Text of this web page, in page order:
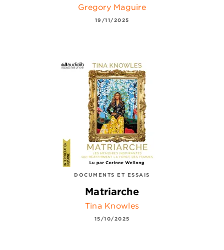
Gregory Maguire
19/11/2025
DOCUMENTS ET ESSAIS
Matriarche
Tina Knowles
15/10/2025